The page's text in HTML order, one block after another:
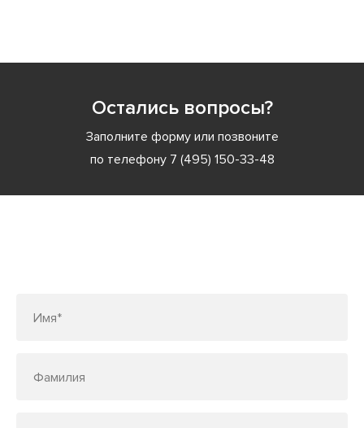
Остались вопросы?
Заполните форму или позвоните
по телефону 7 (495) 150-33-48
Имя*
Фамилия